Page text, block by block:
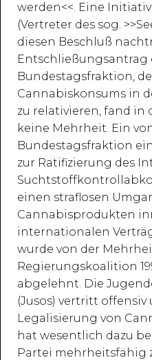
werden<<. Eine
(Vertreter des sog.
diesen Beschluß
Entschließungsantrag
Bundestagsfraktion,
Cannabiskonsums in
zu relativieren, fand in
keine Mehrheit. Ein
Bundestagsfraktion
zur Ratifizierung des
einen straflosen
Cannabisprodukten
internationalen
wurde von der
Regierungskoalition
abgelehnt. Die
(Jusos) vertritt
Legalisierung von
hat wesentlich dazu
Partei mehrheitsfähig